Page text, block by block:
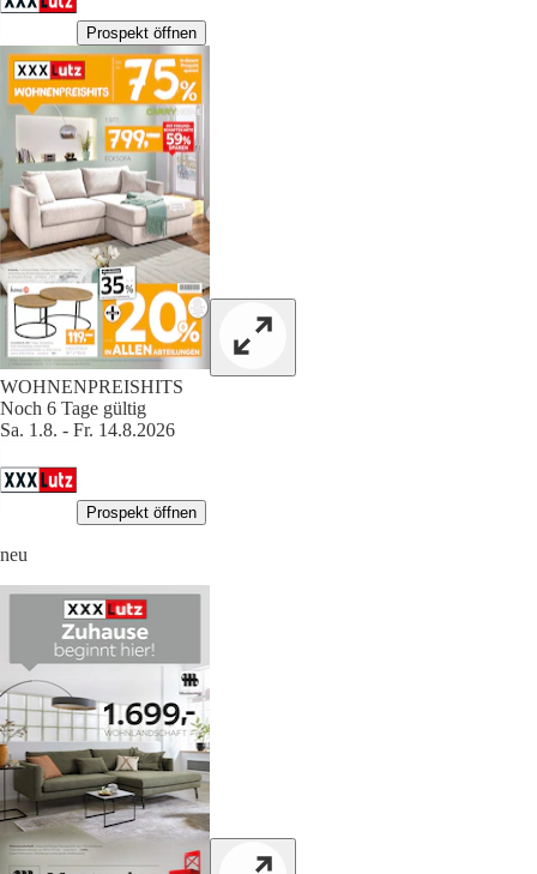
Prospekt öffnen
WOHNENPREISHITS
Noch 6 Tage gültig
Sa. 1.8. - Fr. 14.8.2026
Prospekt öffnen
neu